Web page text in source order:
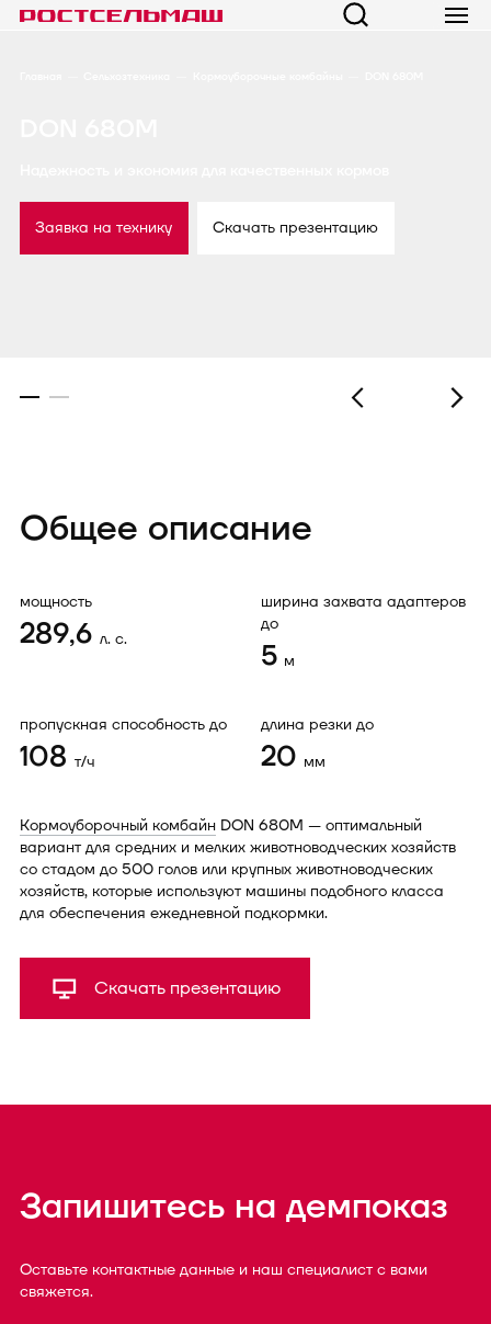
Заявка на технику Скачать презентацию
Общее описание
мощность
289,6 л. с.
ширина захвата адаптеров
до
5 м
пропускная способность до
108 т/ч
длина резки до
20 мм
Кормоуборочный комбайн DON 680M — оптимальный
вариант для средних и мелких животноводческих хозяйств
со стадом до 500 голов или крупных животноводческих
хозяйств, которые используют машины подобного класса
для обеспечения ежедневной подкормки.
Скачать презентацию
Запишитесь на демпоказ
Оставьте контактные данные и наш специалист с вами
свяжется.